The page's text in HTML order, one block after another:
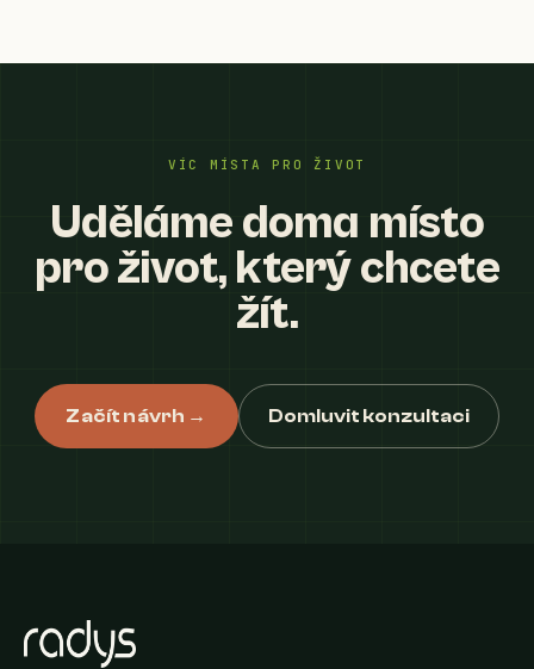
VÍC MÍSTA PRO ŽIVOT
Uděláme doma místo
pro život, který chcete
žít.
Začít návrh → Domluvit konzultaci